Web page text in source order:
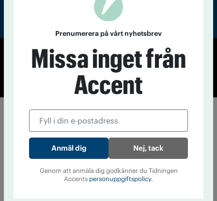
© Tidningen Accent 2026
Cookiepolicy
Personuppgiftspolicy
Prenumerera på vårt nyhetsbrev
Missa inget från
Accent
Nej, tack
Genom att anmäla dig godkänner du Tidningen
Accents personuppgiftspolicy.